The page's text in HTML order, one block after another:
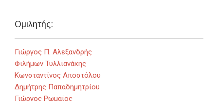
Ομιλητής:
Γιώργος Π. Αλεξανδρής
Φιλήμων Τυλλιανάκης
Κωνσταντίνος Αποστόλου
Δημήτρης Παπαδημητρίου
Γιώργος Ρωμαίος